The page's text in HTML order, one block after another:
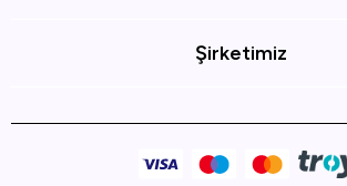
Şirketimiz